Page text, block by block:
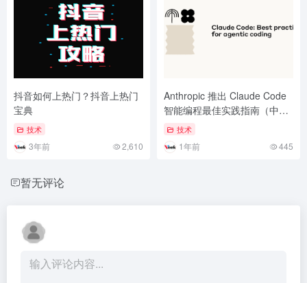
抖音如何上热门？抖音上热门
宝典
技术
3年前 2,610
Anthropic 推出 Claude Code
智能编程最佳实践指南（中文
版）技术
1年前 445
暂无评论